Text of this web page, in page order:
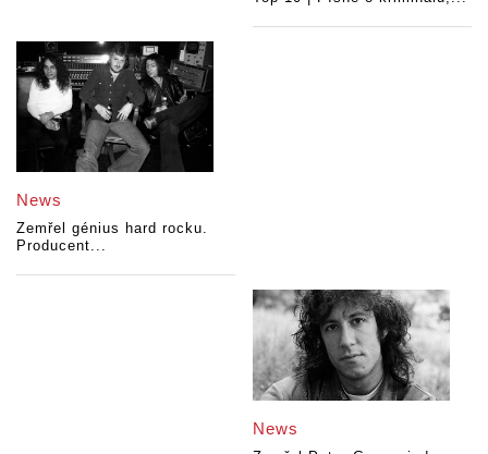
News
Zemřel génius hard rocku.
Producent...
News